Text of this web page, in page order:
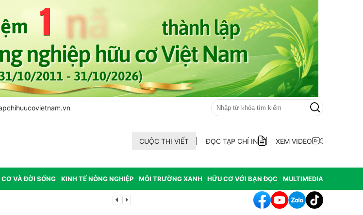
CUỘC THI VIẾT ĐỌC TẠP CHÍ IN XEM VIDEO
CƠ VÀ ĐỜI SỐNG KINH TẾ NÔNG NGHIỆP MÔI TRƯỜNG XANH HỮU CƠ VỚI BẠN ĐỌC MULTIMEDIA
Tổ chức lấy mẫu AND 70 hài cốt liệt sĩ chưa xác định thông tin tại xã Ea Kar tỉnh